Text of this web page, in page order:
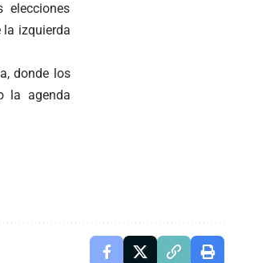
la izquierda
donde los
la agenda